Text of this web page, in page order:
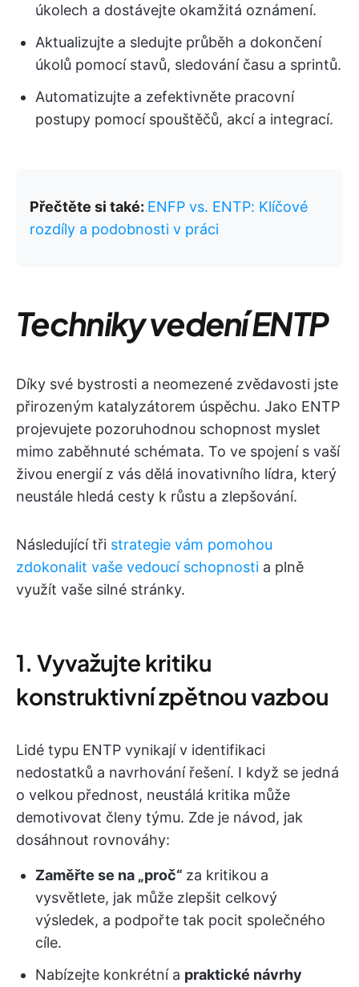
úkolech a dostávejte okamžitá oznámení.
Aktualizujte a sledujte průběh a dokončení
úkolů pomocí stavů, sledování času a sprintů.
Automatizujte a zefektivněte pracovní
postupy pomocí spouštěčů, akcí a integrací.
Přečtěte si také: ENFP vs. ENTP: Klíčové
rozdíly a podobnosti v práci
Techniky vedení ENTP
Díky své bystrosti a neomezené zvědavosti jste
přirozeným katalyzátorem úspěchu. Jako ENTP
projevujete pozoruhodnou schopnost myslet
mimo zaběhnuté schémata. To ve spojení s vaší
živou energií z vás dělá inovativního lídra, který
neustále hledá cesty k růstu a zlepšování.
Následující tři strategie vám pomohou
zdokonalit vaše vedoucí schopnosti a plně
využít vaše silné stránky.
1. Vyvažujte kritiku
konstruktivní zpětnou vazbou
Lidé typu ENTP vynikají v identifikaci
nedostatků a navrhování řešení. I když se jedná
o velkou přednost, neustálá kritika může
demotivovat členy týmu. Zde je návod, jak
dosáhnout rovnováhy:
Zaměřte se na „proč“ za kritikou a
vysvětlete, jak může zlepšit celkový
výsledek, a podpořte tak pocit společného
cíle.
Nabízejte konkrétní a praktické návrhy